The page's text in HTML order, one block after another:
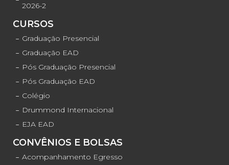
2026-2
CURSOS
Graduação Presencial
Graduação EAD
Pós Graduação Presencial
Pós Graduação EAD
Colégio
Drummond Internacional
EJA EAD
CONVÊNIOS E BOLSAS
Acompanhamento Egresso